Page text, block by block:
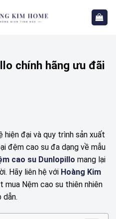
chính hãng ưu đãi
hiện đại và quy trình sản xuất
đệm cao su đa dạng về mẫu
cao su Dunlopillo mang lại
Hãy liên hệ với Hoàng Kim
Nệm cao su thiên nhiên
dẫn.